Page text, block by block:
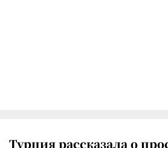
Турция рассказала о